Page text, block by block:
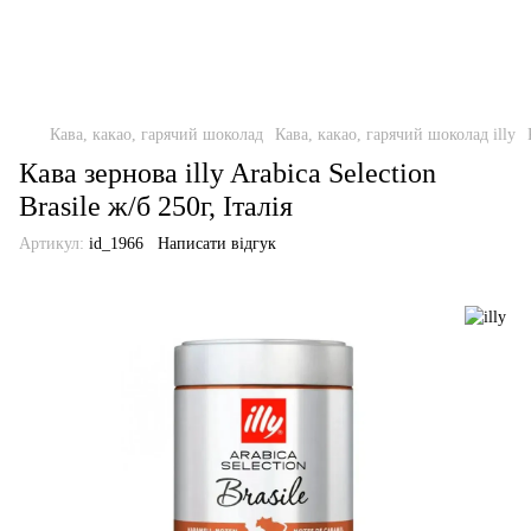
Кава, какао, гарячий шоколад Кава, какао, гарячий шоколад illy
Кава зернова illy Arabica Selection
Brasile ж/б 250г, Італія
Артикул: id_1966 Написати відгук